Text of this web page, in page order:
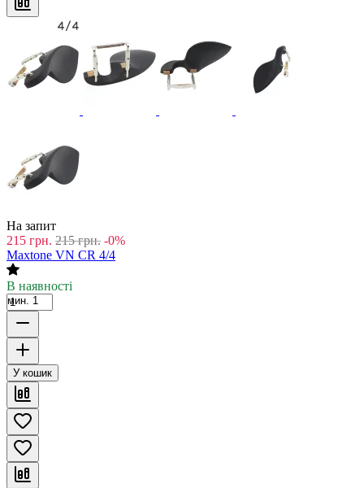
На запит
215 грн. 215 грн. -0%
Maxtone VN CR 4/4
В наявності
мин. 1
У кошик